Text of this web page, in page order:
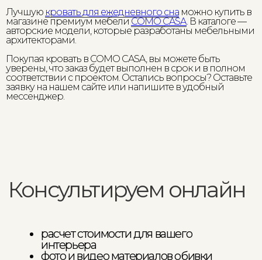
Лучшую кровать для ежедневного сна можно купить в
магазине премиум мебелиCOMO CASA. В каталоге —
авторские модели, которые разработаны мебельными
архитекторами.
Покупая кровать в COMO CASA, вы можете быть
уверены, что заказ будет выполнен в срок и в полном
соответствии с проектом. Остались вопросы? Оставьте
заявку на нашем сайте или напишите в удобный
мессенджер.